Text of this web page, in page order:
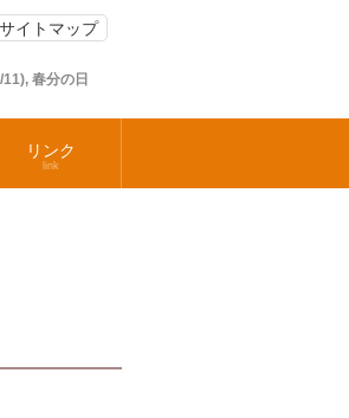
サイトマップ
春分の日
リンク
link